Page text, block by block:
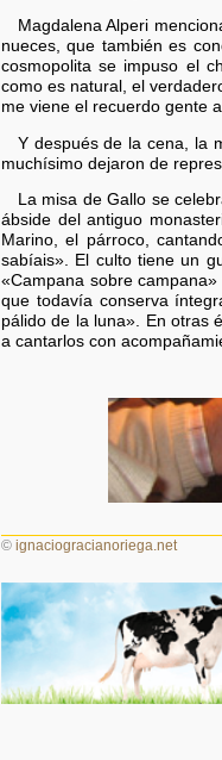
Magdalena Alperi
nueces, que también es
cosmopolita se impuso el
como es natural, el
me viene el recuerdo gente
Y después de la cena, la
muchísimo dejaron de
La misa de Gallo se
ábside del antiguo
Marino, el párroco,
sabíais». El culto tiene un
«Campana sobre
que todavía conserva
pálido de la luna». En otras
a cantarlos con
© ignaciogracianoriega.net